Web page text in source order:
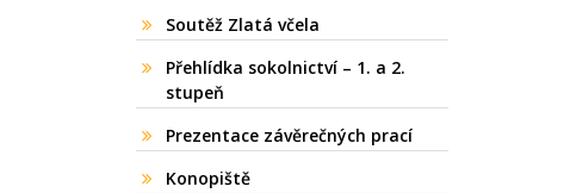
Soutěž Zlatá včela
Přehlídka sokolnictví – 1. a 2.
stupeň
Prezentace závěrečných prací
Konopiště